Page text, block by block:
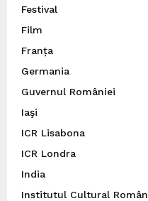
Festival
Film
Franța
Germania
Guvernul României
Iaşi
ICR Lisabona
ICR Londra
India
Institutul Cultural Român